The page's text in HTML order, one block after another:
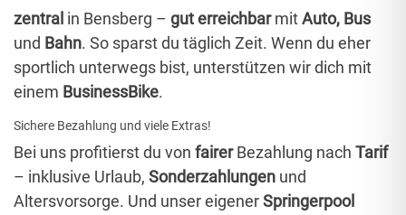
zentral in Bensberg – gut erreichbarmitAuto, Bus
und Bahn. So sparst du täglich Zeit. Wenn du eher
sportlich unterwegs bist, unterstützen wir dich mit
einem BusinessBike.
Sichere Bezahlung und viele Extras!
Bei uns profitierst du von fairerBezahlung nach Tarif
– inklusive Urlaub, Sonderzahlungen und
Altersvorsorge. Und unser eigenerSpringerpool